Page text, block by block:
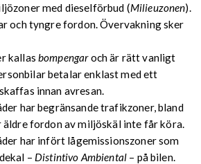
med dieselförbud (Milieuzonen).
och tyngre fordon. Övervakning sker
kallas bompengaroch är rätt vanligt
betalar enklast med ett
innan avresan.
har begränsande trafikzoner, bland
äldre fordon av miljöskäl inte får köra.
har infört lågemissionszoner som
– Distintivo Ambiental – på bilen.